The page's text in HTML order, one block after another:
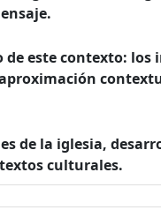
este contexto: los
de la iglesia,
culturales.